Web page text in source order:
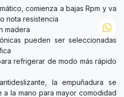
comienza a bajas Rpm y va
nota resistencia
madera
pueden ser seleccionadas
refrigerar de modo más rápido
la empuñadura se
a la mano para mayor comodidad